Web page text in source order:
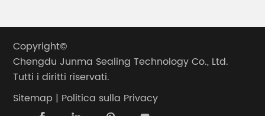
Copyright©
Chengdu Junma Sealing Technology Co., Ltd.
Tutti i diritti riservati.
Sitemap | Politica sulla Privacy